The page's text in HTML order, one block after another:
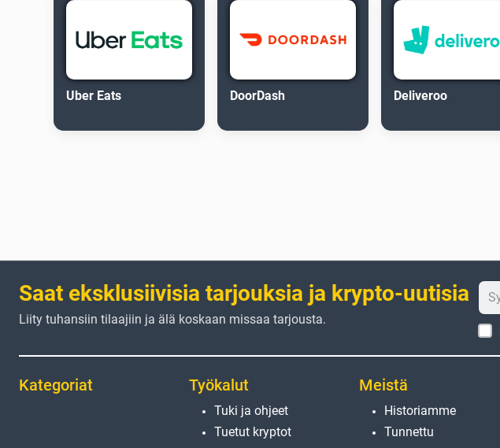
Uber Eats DoorDash Deliveroo
Saat eksklusiivisia tarjouksia ja krypto-uutisia
Liity tuhansiin tilaajiin ja älä koskaan missaa tarjousta.
Kategoriat Työkalut
Tuki ja ohjeet
Tuetut kryptot
Meistä
Historiamme
Tunnettu